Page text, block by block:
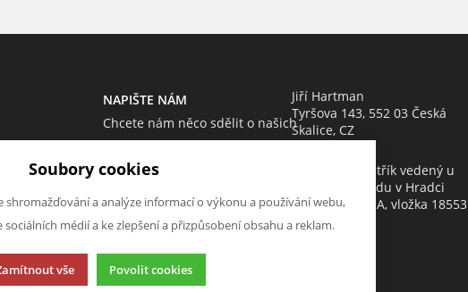
NAPIŠTE NÁM
Chcete nám něco sdělit o našich
Neváhejte napsat.
Chci napsat zprávu
Jiří Hartman
Tyršova 143, 552 03 Česká
Skalice, CZ
Obchodní rejstřík vedený u
Krajského soudu v Hradci
Králové, oddíl A, vložka 18553
Soubory cookies
shromažďování a analýze informací o výkonu a používání webu,
médií a ke zlepšení a přizpůsobení obsahu a reklam.
vše Povolit cookies